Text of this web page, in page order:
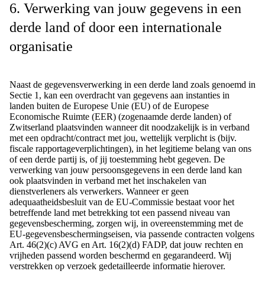
6. Verwerking van jouw gegevens in een
derde land of door een internationale
organisatie
Naast de gegevensverwerking in een derde land zoals genoemd in
Sectie 1, kan een overdracht van gegevens aan instanties in
landen buiten de Europese Unie (EU) of de Europese
Economische Ruimte (EER) (zogenaamde derde landen) of
Zwitserland plaatsvinden wanneer dit noodzakelijk is in verband
met een opdracht/contract met jou, wettelijk verplicht is (bijv.
fiscale rapportageverplichtingen), in het legitieme belang van ons
of een derde partij is, of jij toestemming hebt gegeven. De
verwerking van jouw persoonsgegevens in een derde land kan
ook plaatsvinden in verband met het inschakelen van
dienstverleners als verwerkers. Wanneer er geen
adequaatheidsbesluit van de EU-Commissie bestaat voor het
betreffende land met betrekking tot een passend niveau van
gegevensbescherming, zorgen wij, in overeenstemming met de
EU-gegevensbeschermingseisen, via passende contracten volgens
Art. 46(2)(c) AVG en Art. 16(2)(d) FADP, dat jouw rechten en
vrijheden passend worden beschermd en gegarandeerd. Wij
verstrekken op verzoek gedetailleerde informatie hierover.